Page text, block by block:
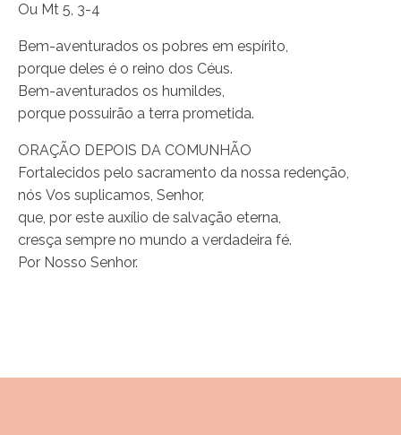
Ou Mt 5, 3-4
Bem-aventurados os pobres em espírito,
porque deles é o reino dos Céus.
Bem-aventurados os humildes,
porque possuirão a terra prometida.
ORAÇÃO DEPOIS DA COMUNHÃO
Fortalecidos pelo sacramento da nossa redenção,
nós Vos suplicamos, Senhor,
que, por este auxílio de salvação eterna,
cresça sempre no mundo a verdadeira fé.
Por Nosso Senhor.